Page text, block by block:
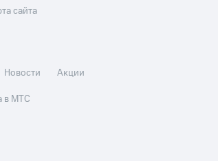
сайта
Новости
Акции
в МТС